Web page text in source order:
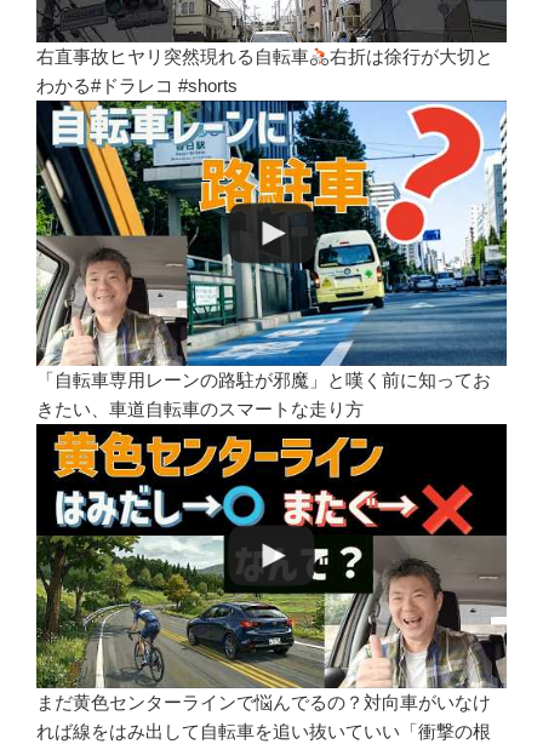
右直事故ヒヤリ突然現れる自転車
右折は徐行が大切と
わかる#ドラレコ #shorts
「自転車専用レーンの路駐が邪魔」と嘆く前に知ってお
きたい、車道自転車のスマートな走り方
まだ黄色センターラインで悩んでるの？対向車がいなけ
れば線をはみ出して自転車を追い抜いていい「衝撃の根